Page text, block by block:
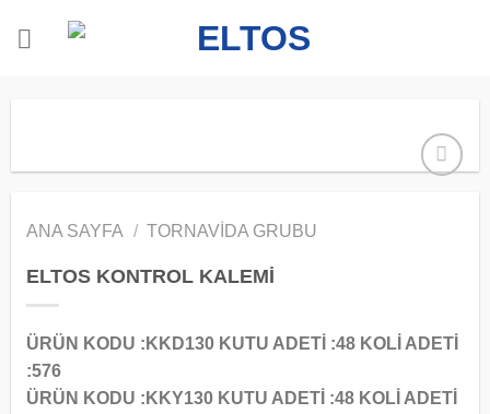
ANA SAYFA / TORNAVIDA GRUBU
ELTOS KONTROL KALEMİ
ÜRÜN KODU :KKD130 KUTU ADETİ :48 KOLİ ADETİ
:576
ÜRÜN KODU :KKY130 KUTU ADETİ :48 KOLİ ADETİ